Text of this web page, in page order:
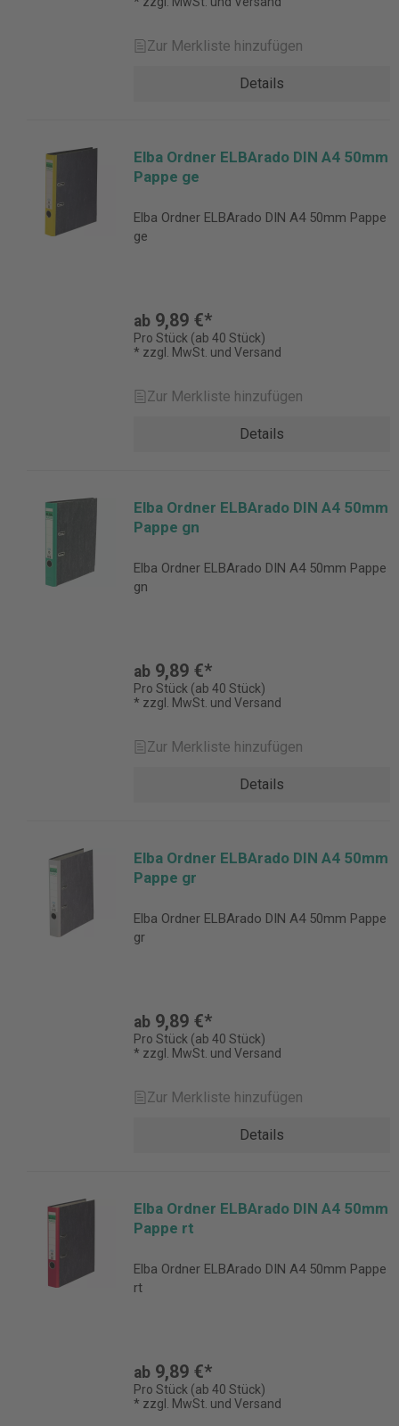
Zur Merkliste hinzufügen
Details
Elba Ordner ELBArado DIN A4 50mm
Pappe ge
Elba Ordner ELBArado DIN A4 50mm Pappe
ge
ab 9,89 €*
Pro Stück (ab 40 Stück)
* zzgl. MwSt. und Versand
Zur Merkliste hinzufügen
Details
Elba Ordner ELBArado DIN A4 50mm
Pappe gn
Elba Ordner ELBArado DIN A4 50mm Pappe
gn
ab 9,89 €*
Pro Stück (ab 40 Stück)
* zzgl. MwSt. und Versand
Zur Merkliste hinzufügen
Details
Elba Ordner ELBArado DIN A4 50mm
Pappe gr
Elba Ordner ELBArado DIN A4 50mm Pappe
gr
ab 9,89 €*
Pro Stück (ab 40 Stück)
* zzgl. MwSt. und Versand
Zur Merkliste hinzufügen
Details
Elba Ordner ELBArado DIN A4 50mm
Pappe rt
Elba Ordner ELBArado DIN A4 50mm Pappe
rt
ab 9,89 €*
Pro Stück (ab 40 Stück)
* zzgl. MwSt. und Versand